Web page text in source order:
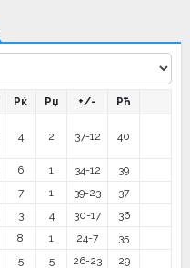
Рќ Рџ +/- Рћ
4 2 37-12 40
6 1 34-12
39
7 1 39-23
37
3 4 30-17
36
8 1 24-7
35
5 5 26-23
29